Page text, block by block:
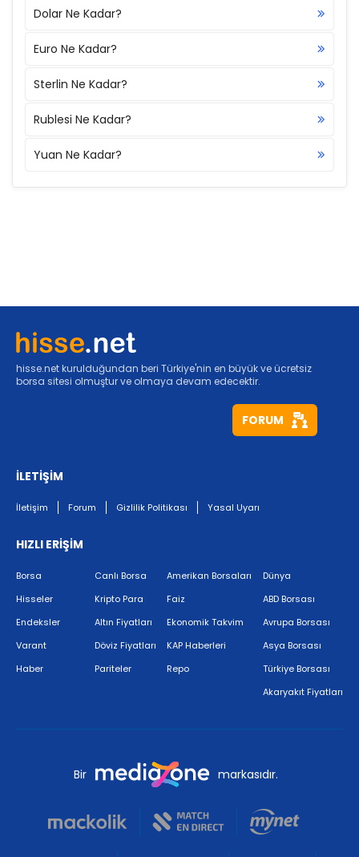
Dolar Ne Kadar?
Euro Ne Kadar?
Sterlin Ne Kadar?
Rublesi Ne Kadar?
Yuan Ne Kadar?
hisse.net kurulduğundan beri Türkiye'nin en büyük ve ücretsiz
borsa sitesi olmuştur ve olmaya devam edecektir.
FORUM
İLETİŞİM
İletişim Forum Gizlilik Politikası Yasal Uyarı
HIZLI ERİŞİM
Borsa
Hisseler
Endeksler
Varant
Haber
Canlı Borsa
Kripto Para
Altın Fiyatları
Döviz Fiyatları
Pariteler
Amerikan Borsaları
Faiz
Ekonomik Takvim
KAP Haberleri
Repo
Dünya
ABD Borsası
Avrupa Borsası
Asya Borsası
Türkiye Borsası
Akaryakıt Fiyatları
Bir markasıdır.